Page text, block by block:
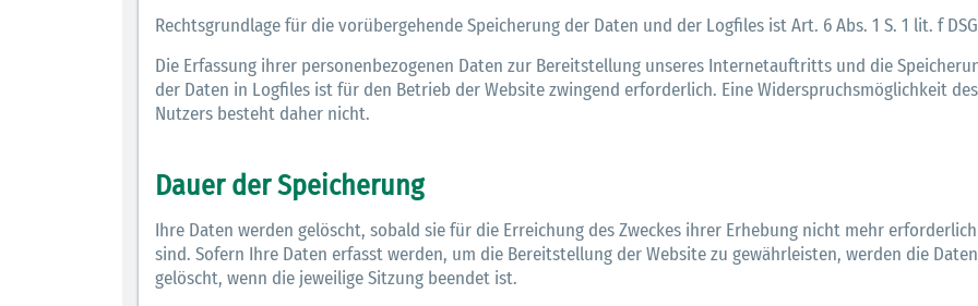
Rechtsgrundlage für die vorübergehende Speicherung der Daten und der Logfiles ist Art. 6 Abs. 1 S. 1 lit. f
Die Erfassung ihrer personenbezogenen Daten zur Bereitstellung unseres Internetauftritts und die
der Daten in Logfiles ist für den Betrieb der Website zwingend erforderlich. Eine Widerspruchsmöglichkeit des
Nutzers besteht daher nicht.
Dauer der Speicherung
Ihre Daten werden gelöscht, sobald sie für die Erreichung des Zweckes ihrer Erhebung nicht mehr erforderlich
sind. Sofern Ihre Daten erfasst werden, um die Bereitstellung der Website zu gewährleisten, werden die Daten
gelöscht, wenn die jeweilige Sitzung beendet ist.